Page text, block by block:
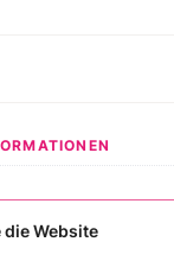
die Website